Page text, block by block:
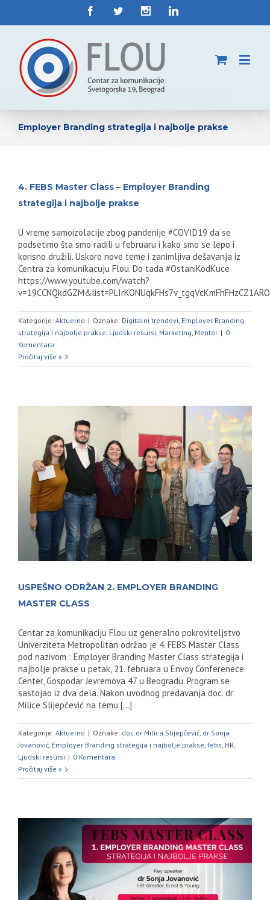
Employer Branding strategija i najbolje prakse
4. FEBS Master Class – Employer Branding
strategija i najbolje prakse
U vreme samoizolacije zbog pandenije #COVID19 da se
podsetimo šta smo radili u februaru i kako smo se lepo i
korisno družili. Uskoro nove teme i zanimljiva dešavanja iz
Centra za komunikacuju Flou. Do tada #OstaniKodKuce
https://www.youtube.com/watch?
Kategorije: Aktuelno | Oznake: Digitalni trendovi Employer Branding
strategija i najbolje prakse Ljudski resursi Marketing Mentor | 0
Komentara
Pročitaj više »
USPEŠNO ODRŽAN 2. EMPLOYER BRANDING
MASTER CLASS
Centar za komunikaciju Flou uz generalno pokroviteljstvo
Univerziteta Metropolitan održao je 4. FEBS Master Class
pod nazivom : Employer Branding Master Class strategija i
najbolje prakse u petak, 21. februara u Envoy Conferenece
Center, Gospodar Jevremova 47 u Beogradu. Program se
sastojao iz dva dela. Nakon uvodnog predavanja doc. dr
Milice Slijepčević na temu [...]
Kategorije: Aktuelno | Oznake: doc.dr Milica Slijepčević, dr Sonja
Jovanović, Employer Branding strategija i najbolje prakse, febs, HR,
Ljudski resursi | 0 Komentara
Pročitaj više »